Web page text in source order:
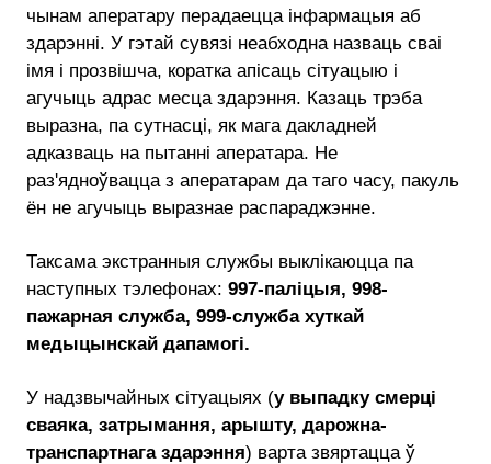
чынам аператару перадаецца інфармацыя аб
здарэнні. У гэтай сувязі неабходна назваць сваi
імя і прозвішча, коратка апісаць сітуацыю і
агучыць адрас месца здарэння. Казаць трэба
выразна, па сутнасці, як мага дакладней
адказваць на пытанні аператара. Не
раз'ядноўвацца з аператарам да таго часу, пакуль
ён не агучыць выразнае распараджэнне.
Таксама экстранныя службы выклікаюцца па
наступных тэлефонах: 997-паліцыя, 998-
пажарная служба, 999-служба хуткай
медыцынскай дапамогі.
У надзвычайных сітуацыях (у выпадку смерці
сваяка, затрымання, арышту, дарожна-
транспартнага здарэння) варта звяртацца ў